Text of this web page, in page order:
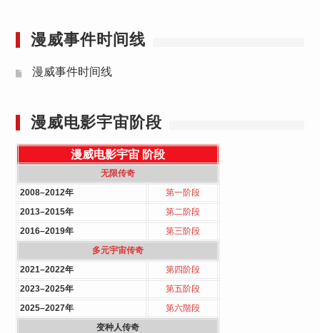
漫威事件时间线
漫威事件时间线
漫威电影宇宙阶段
漫威电影宇宙 阶段
无限传奇
2008–2012年
第一阶段
2013–2015年
第二阶段
2016–2019年
第三阶段
多元宇宙传奇
2021–2022年
第四阶段
2023–2025年
第五阶段
2025–2027年
第六階段
变种人传奇